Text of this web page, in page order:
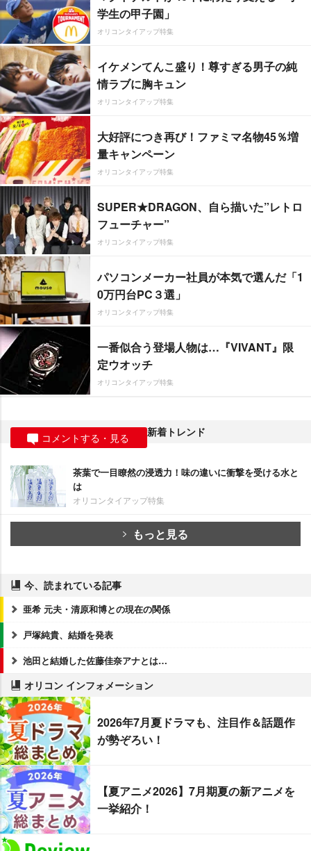
学生の甲子園」
オリコンタイアップ特集
イケメンてんこ盛り！尊すぎる男子の純
情ラブに胸キュン
オリコンタイアップ特集
大好評につき再び！ファミマ名物45％増
量キャンペーン
オリコンタイアップ特集
SUPER★DRAGON、自ら描いた”レトロ
フューチャー”
オリコンタイアップ特集
パソコンメーカー社員が本気で選んだ「1
0万円台PC３選」
オリコンタイアップ特集
一番似合う登場人物は…『VIVANT』限
定ウオッチ
オリコンタイアップ特集
コメントする・見る 新着トレンド
茶葉で一目瞭然の浸透力！味の違いに衝撃を受ける水と
は
オリコンタイアップ特集
もっと見る
今、読まれている記事
亜希 元夫・清原和博との現在の関係
戸塚純貴、結婚を発表
池田と結婚した佐藤佳奈アナとは…
オリコン インフォメーション
2026年7月夏ドラマも、注目作＆話題作
が勢ぞろい！
【夏アニメ2026】7月期夏の新アニメを
一挙紹介！